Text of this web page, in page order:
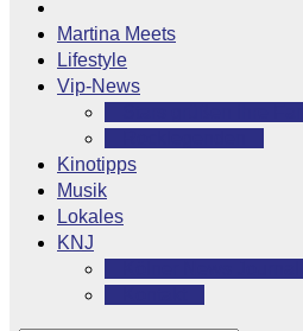
Martina Meets
Lifestyle
Vip-News
Kinotipps
Musik
Lokales
KNJ